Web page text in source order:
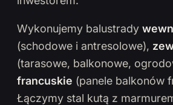
Wykonujemy balustrady
(schodowe i antresolowe),
(tarasowe, balkonowe,
francuskie (panele balkonów
Łączymy stal kutą z